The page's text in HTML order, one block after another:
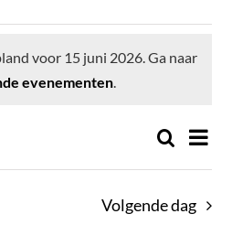
voor 15 juni 2026. Ga naar
evenementen.
en
Zoeken
Dag
Volgende dag